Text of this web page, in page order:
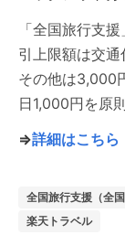
「全国旅行支
引上限額は交
その他は3,000
日1,000円を原
⇒詳細はこちら
全国旅行支援（全国
楽天トラベル